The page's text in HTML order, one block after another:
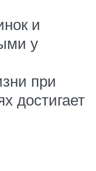
и
у
при
достигает